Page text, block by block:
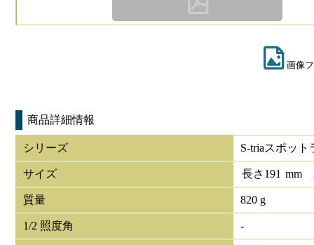
画像
商品詳細情報
シリーズ S-triaスポット
サイズ 長さ 191 mm
質量 820 g
1/2 照度角 -